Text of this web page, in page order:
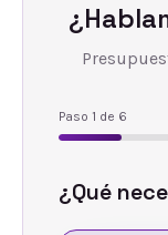
Paso 1 de 6
¿Qué